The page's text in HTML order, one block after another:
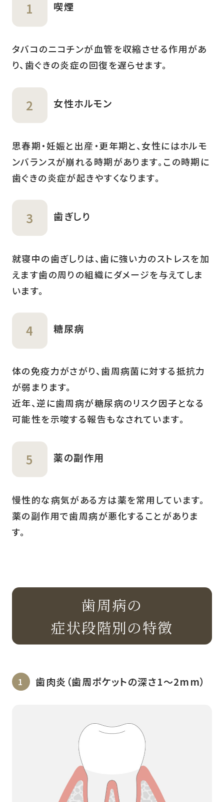
喫煙
タバコのニコチンが血管を収縮させる作用があ
り、歯ぐきの炎症の回復を遅らせます。
女性ホルモン
思春期・妊娠と出産・更年期と、女性にはホルモ
ンバランスが崩れる時期があります。この時期に
歯ぐきの炎症が起きやすくなります。
歯ぎしり
就寝中の歯ぎしりは、歯に強い力のストレスを加
えます歯の周りの組織にダメージを与えてしま
います。
糖尿病
体の免疫力がさがり、歯周病菌に対する抵抗力
が弱まります。
近年、逆に歯周病が糖尿病のリスク因子となる
可能性を示唆する報告もなされています。
薬の副作用
慢性的な病気がある方は薬を常用しています。
薬の副作用で歯周病が悪化することがありま
す。
歯周病の
症状段階別の特徴
歯肉炎（歯周ポケットの深さ1〜2mm）